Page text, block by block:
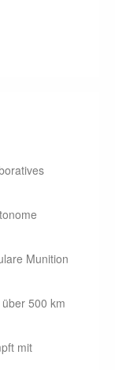
Munition
500 km
mit